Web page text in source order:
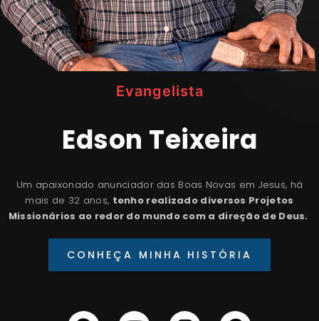
Evangelista
Edson Teixeira
Um apaixonado anunciador das Boas Novas em Jesus, há
mais de 32 anos, tenho realizado diversos Projetos
Missionários ao redor do mundo com a direção de Deus.
CONHEÇA MINHA HISTÓRIA